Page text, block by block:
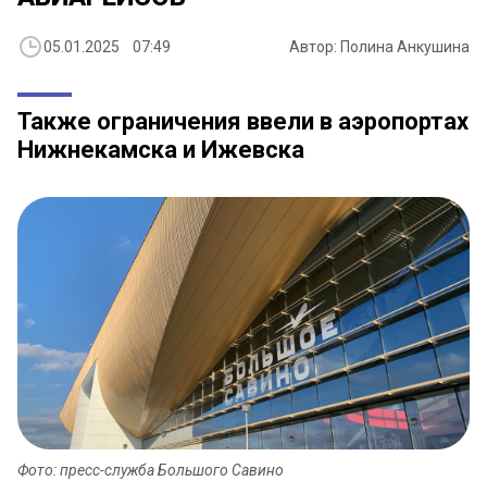
05.01.2025 07:49 Автор: Полина Анкушина
Также ограничения ввели в аэропортах
Нижнекамска и Ижевска
Фото: пресс-служба Большого Савино